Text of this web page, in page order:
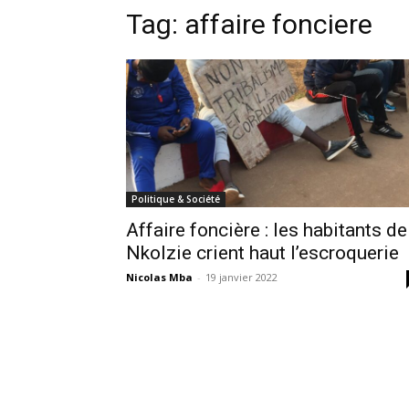
Tag: affaire fonciere
Politique & Société
Affaire foncière : les habitants de
Nkolzie crient haut l’escroquerie
Nicolas Mba - 19 janvier 2022